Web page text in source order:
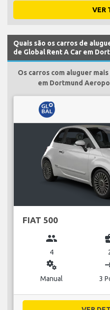
VER
Quais são os carros de
de Global Rent A Car em
Os carros com aluguer
em Dortmund
FIAT 500
group
4
miscellaneous_services
Manual 3